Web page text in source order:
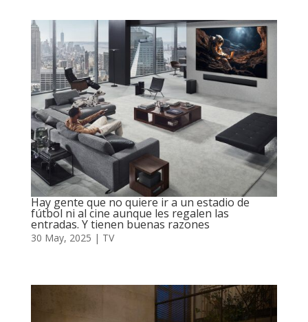
Hay gente que no quiere ir a un estadio de
fútbol ni al cine aunque les regalen las
entradas. Y tienen buenas razones
30 May, 2025 | TV